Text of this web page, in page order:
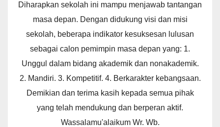
Diharapkan sekolah ini mampu menjawab tantangan
masa depan. Dengan didukung visi dan misi
sekolah, beberapa indikator kesuksesan lulusan
sebagai calon pemimpin masa depan yang: 1.
Unggul dalam bidang akademik dan nonakademik.
2. Mandiri. 3. Kompetitif. 4. Berkarakter kebangsaan.
Demikian dan terima kasih kepada semua pihak
yang telah mendukung dan berperan aktif.
Wassalamu'alaikum Wr. Wb.